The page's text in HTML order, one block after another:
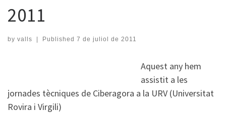
2011
by valls | Published 7 de juliol de 2011
Aquest any hem
assistit a les
jornades tècniques de Ciberagora a la URV (Universitat
Rovira i Virgili)